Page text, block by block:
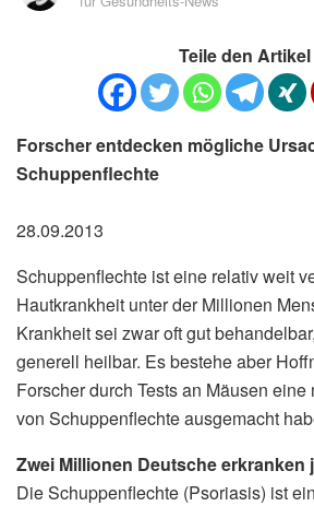
Teile den Artikel
Forscher entdecken mögliche
Schuppenflechte
28.09.2013
Schuppenflechte ist eine relativ weit
Hautkrankheit unter der Millionen
Krankheit sei zwar oft gut
generell heilbar. Es bestehe aber
Forscher durch Tests an Mäusen
von Schuppenflechte ausgemacht
Zwei Millionen Deutsche erkranken
Die Schuppenflechte (Psoriasis) ist